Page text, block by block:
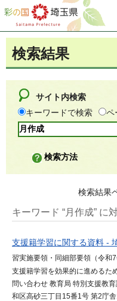
彩の国 埼玉県
検索結果
サイト内検索
キーワードで検索
ペ
検索方法
検索結果
キーワード “月作成” に
支援籍学習に関する資料 -
習実施要領・同細部要領（令和
支援籍学習を効果的に進めるた
問い合わせ 教育局 特別支援教
和区高砂三丁目15番1号 第2庁